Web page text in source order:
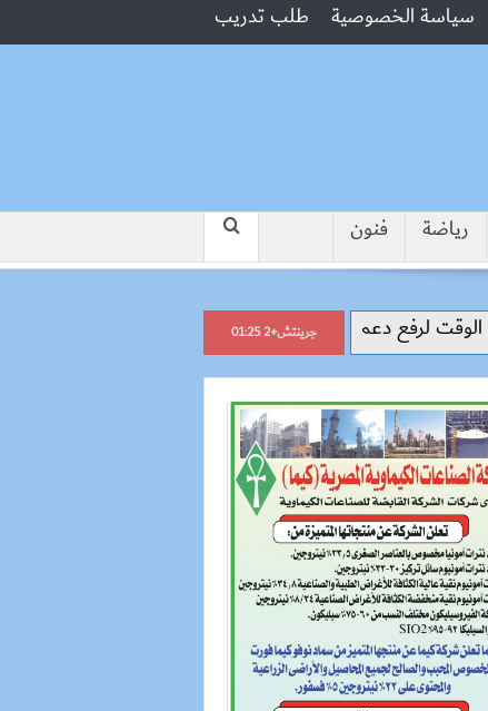
سياسة الخصوصية طلب تدريب
رياضة
فنون
“جبروت امرأة”.. مارست الرذيلة
جرينتش+2 01:25